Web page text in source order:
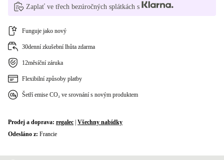
Zaplať ve třech bezúročných splátkách s
Funguje jako nový
30denní zkušební lhůta zdarma
12měsíční záruka
Flexibilní způsoby platby
Šetří emise CO₂ ve srovnání s novým produktem
Prodej a doprava: regalec Všechny nabídky
Odesláno z: Francie